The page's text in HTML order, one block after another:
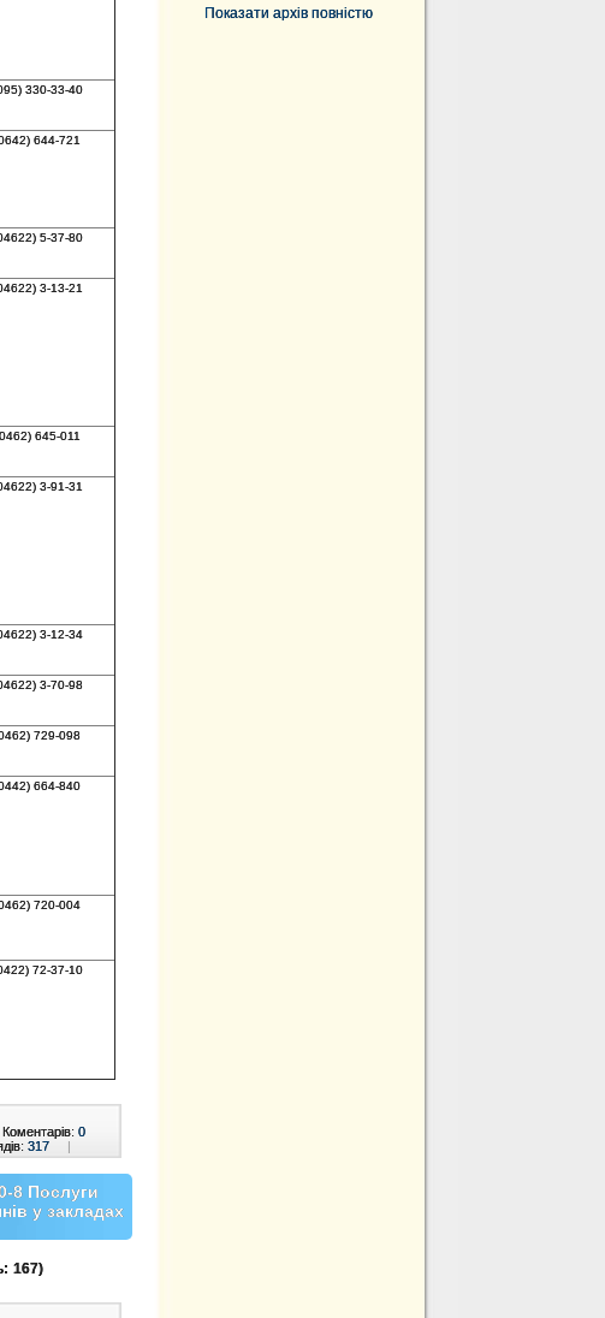
Показати архів повністю
330-33-40
644-721
5-37-80
3-13-21
645-011
3-91-31
3-12-34
3-70-98
729-098
664-840
720-004
72-37-10
Коментарів: 0
317 |
8 Послуги
у закладах
167)